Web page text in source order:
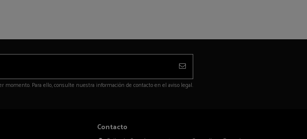
momento. Para ello, consulte nuestra información de contacto en el aviso legal.
Contacto